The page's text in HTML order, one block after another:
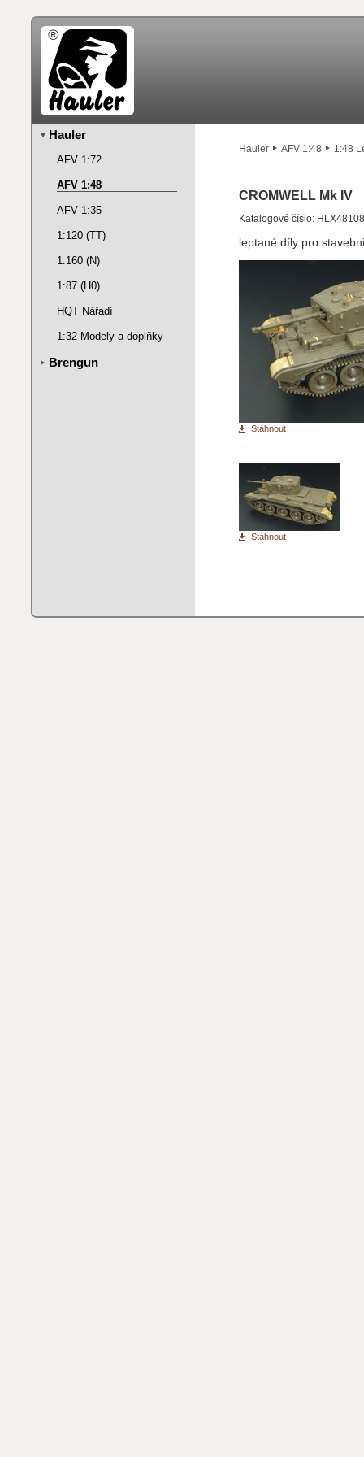
Hauler AFV 1:48 1:48
CROMWELL Mk IV
Katalogové číslo: HLX48108
leptané díly pro
Stáhnout
Stáhnout
Hauler
AFV 1:72
AFV 1:48
AFV 1:35
1:120 (TT)
1:160 (N)
1:87 (H0)
HQT Nářadí
1:32 Modely a doplňky
Brengun